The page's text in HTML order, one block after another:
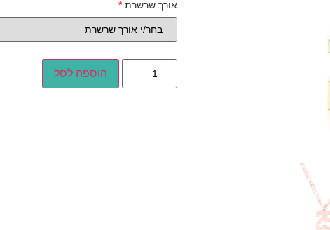
אורך שרשרת*
הוספה לסל